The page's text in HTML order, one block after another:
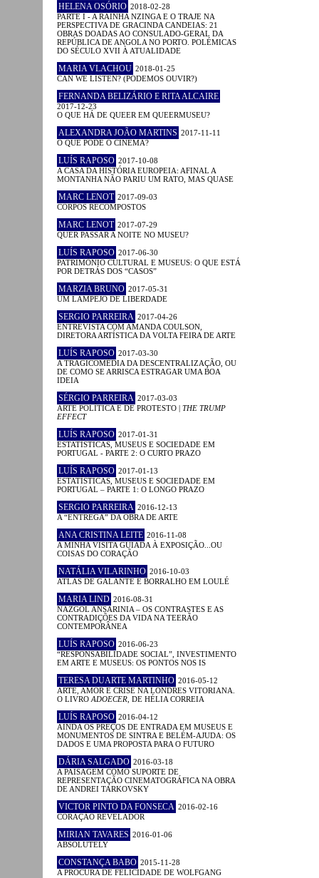
HELENA OSÓRIO 2018-02-28
PARTE I - A RAINHA NZINGA E O TRAJE NA
PERSPECTIVA DE GRACINDA CANDEIAS: 21
OBRAS DOADAS AO CONSULADO-GERAL DA
REPÚBLICA DE ANGOLA NO PORTO. POLÉMICAS
DO SÉCULO XVII À ATUALIDADE
MARIA VLACHOU 2018-01-25
CAN WE LISTEN? (PODEMOS OUVIR?)
FERNANDA BELIZÁRIO E RITA ALCAIRE
2017-12-23
O QUE HÁ DE QUEER EM QUEERMUSEU?
ALEXANDRA JOÃO MARTINS 2017-11-11
O QUE PODE O CINEMA?
LUÍS RAPOSO 2017-10-08
A CASA DA HISTÓRIA EUROPEIA: AFINAL A
MONTANHA NÃO PARIU UM RATO, MAS QUASE
MARC LENOT 2017-09-03
CORPOS RECOMPOSTOS
MARC LENOT 2017-07-29
QUER PASSAR A NOITE NO MUSEU?
LUÍS RAPOSO 2017-06-30
PATRIMÓNIO CULTURAL E MUSEUS: O QUE ESTÁ
POR DETRÁS DOS “CASOS”
MARZIA BRUNO 2017-05-31
UM LAMPEJO DE LIBERDADE
SERGIO PARREIRA 2017-04-26
ENTREVISTA COM AMANDA COULSON,
DIRETORA ARTÍSTICA DA VOLTA FEIRA DE ARTE
LUÍS RAPOSO 2017-03-30
A TRAGICOMÉDIA DA DESCENTRALIZAÇÃO, OU
DE COMO SE ARRISCA ESTRAGAR UMA BOA
IDEIA
SÉRGIO PARREIRA 2017-03-03
ARTE POLÍTICA E DE PROTESTO | THE TRUMP
EFFECT
LUÍS RAPOSO 2017-01-31
ESTATÍSTICAS, MUSEUS E SOCIEDADE EM
PORTUGAL - PARTE 2: O CURTO PRAZO
LUÍS RAPOSO 2017-01-13
ESTATÍSTICAS, MUSEUS E SOCIEDADE EM
PORTUGAL – PARTE 1: O LONGO PRAZO
SERGIO PARREIRA 2016-12-13
A “ENTREGA” DA OBRA DE ARTE
ANA CRISTINA LEITE 2016-11-08
A MINHA VISITA GUIADA À EXPOSIÇÃO...OU
COISAS DO CORAÇÃO
NATÁLIA VILARINHO 2016-10-03
ATLAS DE GALANTE E BORRALHO EM LOULÉ
MARIA LIND 2016-08-31
NAZGOL ANSARINIA – OS CONTRASTES E AS
CONTRADIÇÕES DA VIDA NA TEERÃO
CONTEMPORÂNEA
LUÍS RAPOSO 2016-06-23
“RESPONSABILIDADE SOCIAL”, INVESTIMENTO
EM ARTE E MUSEUS: OS PONTOS NOS IS
TERESA DUARTE MARTINHO 2016-05-12
ARTE, AMOR E CRISE NA LONDRES VITORIANA.
O LIVRO ADOECER , DE HÉLIA CORREIA
LUÍS RAPOSO 2016-04-12
AINDA OS PREÇOS DE ENTRADA EM MUSEUS E
MONUMENTOS DE SINTRA E BELÉM-AJUDA: OS
DADOS E UMA PROPOSTA PARA O FUTURO
DÁRIA SALGADO 2016-03-18
A PAISAGEM COMO SUPORTE DE
REPRESENTAÇÃO CINEMATOGRÁFICA NA OBRA
DE ANDREI TARKOVSKY
VICTOR PINTO DA FONSECA 2016-02-16
CORAÇÃO REVELADOR
MIRIAN TAVARES 2016-01-06
ABSOLUTELY
CONSTANÇA BABO 2015-11-28
A PROCURA DE FELICIDADE DE WOLFGANG